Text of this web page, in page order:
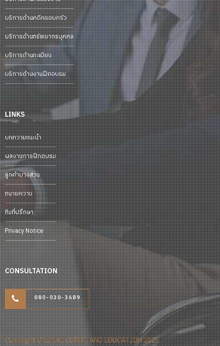
บริการด้านคดีครอบครัว
บริการด้านทรัพยากรบุคคล
บริการด้านทะเบียน
บริการด้านงานฝึกอบรม
LINKS
บทความแนะนำ
ผลงานการฝึกอบรม
ลูกค้าบางส่วน
ทนายความ
ทีมที่ปรึกษา
Privacy Notice
CONSULTATION
080-030-3689
Copyright © LEGAL CLINIC AND EDUCATION 2022